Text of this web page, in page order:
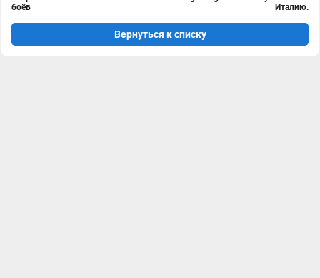
боёв
Италию.
Вернуться к списку